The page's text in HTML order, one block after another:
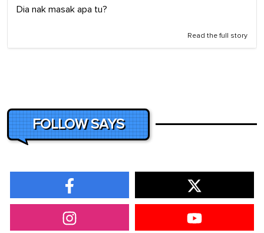
Dia nak masak apa tu?
Read the full story
FOLLOW SAYS